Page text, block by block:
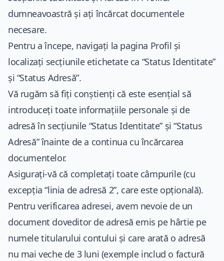
dumneavoastră și ați încărcat documentele
necesare.
Pentru a începe, navigați la pagina Profil și
localizați secțiunile etichetate ca “Status Identitate”
și “Status Adresă”.
Vă rugăm să fiți conștienți că este esențial să
introduceți toate informațiile personale și de
adresă în secțiunile “Status Identitate” și “Status
Adresă” înainte de a continua cu încărcarea
documentelor.
Asigurați-vă că completați toate câmpurile (cu
excepția “linia de adresă 2”, care este opțională).
Pentru verificarea adresei, avem nevoie de un
document doveditor de adresă emis pe hârtie pe
numele titularului contului și care arată o adresă
nu mai veche de 3 luni (exemple includ o factură